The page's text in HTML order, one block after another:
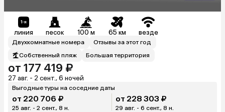
линия песок 100 м 65 км везде
Двухкомнатные номера
Отзывы за этот год
Собственный пляж
Большая территория
от 177 419 ₽
27 авг. - 2 сент., 6 ночей
Выгодные туры на соседние даты
от 220 706 ₽
25 авг. - 2 сент., 8 н.
от 228 303 ₽
29 авг. - 6 сент., 8 н.